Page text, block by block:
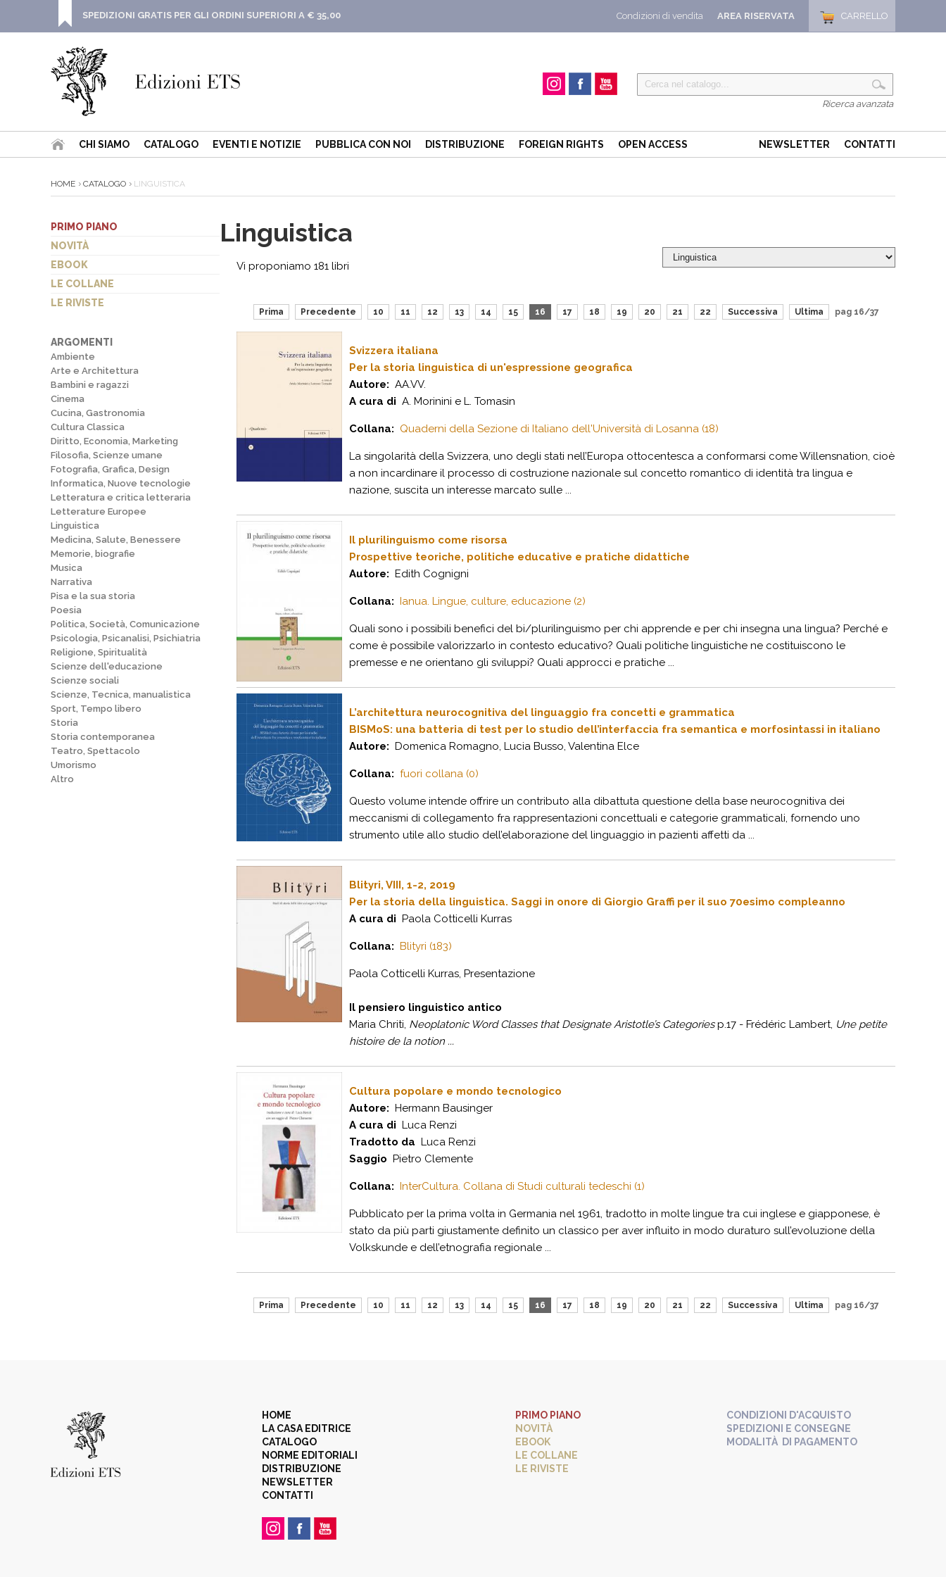
CARRELLO
AREA RISERVATA
Condizioni di vendita
SPEDIZIONI GRATIS PER GLI ORDINI SUPERIORI A € 35,00
Ricerca avanzata
CHI SIAMO CATALOGO EVENTI E NOTIZIE PUBBLICA CON NOI DISTRIBUZIONE FOREIGN RIGHTS OPEN ACCESS NEWSLETTER CONTATTI
HOME CATALOGO LINGUISTICA
PRIMO PIANO
NOVITÀ
EBOOK
LE COLLANE
LE RIVISTE
ARGOMENTI
Ambiente
Arte e Architettura
Bambini e ragazzi
Cinema
Cucina, Gastronomia
Cultura Classica
Diritto, Economia, Marketing
Filosofia, Scienze umane
Fotografia, Grafica, Design
Informatica, Nuove tecnologie
Letteratura e critica letteraria
Letterature Europee
Linguistica
Medicina, Salute, Benessere
Memorie, biografie
Musica
Narrativa
Pisa e la sua storia
Poesia
Politica, Società, Comunicazione
Psicologia, Psicanalisi, Psichiatria
Religione, Spiritualità
Scienze dell'educazione
Scienze sociali
Scienze, Tecnica, manualistica
Sport, Tempo libero
Storia
Storia contemporanea
Teatro, Spettacolo
Umorismo
Altro
Linguistica
Vi proponiamo 181 libri
Prima Precedente 10 11 12 13 14 15 16 17 18 19 20 21 22 Successiva Ultima pag 16/37
Svizzera italiana
Per la storia linguistica di un'espressione geografica
Autore: AA.VV.
A cura di A. Morinini e L. Tomasin
Collana: Quaderni della Sezione di Italiano dell'Università di Losanna (18)
La singolarità della Svizzera, uno degli stati nell’Europa ottocentesca a conformarsi come Willensnation, cioè
a non incardinare il processo di costruzione nazionale sul concetto romantico di identità tra lingua e
nazione, suscita un interesse marcato sulle ...
Il plurilinguismo come risorsa
Prospettive teoriche, politiche educative e pratiche didattiche
Autore: Edith Cognigni
Collana: Ianua. Lingue, culture, educazione (2)
Quali sono i possibili benefici del bi/plurilinguismo per chi apprende e per chi insegna una lingua? Perché e
come è possibile valorizzarlo in contesto educativo? Quali politiche linguistiche ne costituiscono le
premesse e ne orientano gli sviluppi? Quali approcci e pratiche ...
L’architettura neurocognitiva del linguaggio fra concetti e grammatica
BISMoS: una batteria di test per lo studio dell’interfaccia fra semantica e morfosintassi in italiano
Autore: Domenica Romagno, Lucia Busso, Valentina Elce
Collana: fuori collana (0)
Questo volume intende offrire un contributo alla dibattuta questione della base neurocognitiva dei
meccanismi di collegamento fra rappresentazioni concettuali e categorie grammaticali, fornendo uno
strumento utile allo studio dell’elaborazione del linguaggio in pazienti affetti da ...
Blityri, VIII, 1-2, 2019
Per la storia della linguistica. Saggi in onore di Giorgio Graffi per il suo 70esimo compleanno
A cura di Paola Cotticelli Kurras
Collana: Blityri (183)
Paola Cotticelli Kurras, Presentazione
Il pensiero linguistico antico
Maria Chriti, Neoplatonic Word Classes that DesignateAristotle’s Categoriesp.17 - Frédéric Lambert, Une petite
histoire de la notion ...
Cultura popolare e mondo tecnologico
Autore: Hermann Bausinger
A cura di Luca Renzi
Tradotto da Luca Renzi
Saggio Pietro Clemente
Collana: InterCultura. Collana di Studi culturali tedeschi (1)
Pubblicato per la prima volta in Germania nel 1961, tradotto in molte lingue tra cui inglese e giapponese, è
stato da più parti giustamente definito un classico per aver influito in modo duraturo sull’evoluzione della
Volkskunde e dell’etnografia regionale ...
Prima Precedente 10 11 12 13 14 15 16 17 18 19 20 21 22 Successiva Ultima pag 16/37
HOME
LA CASA EDITRICE
CATALOGO
NORME EDITORIALI
DISTRIBUZIONE
NEWSLETTER
CONTATTI
PRIMO PIANO
NOVITÀ
EBOOK
LE COLLANE
LE RIVISTE
CONDIZIONI D'ACQUISTO
SPEDIZIONI E CONSEGNE
MODALITÀ DI PAGAMENTO